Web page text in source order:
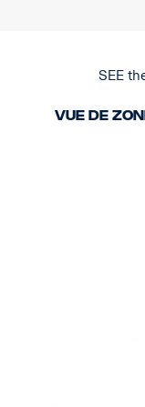
SEE
Vue de